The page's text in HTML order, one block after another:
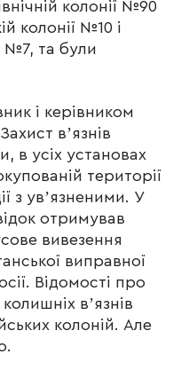
колонії №90
колонії №10 і
№7, та були
і керівником
вʼязнів
в усіх установах
території
з увʼязненими. У
отримував
вивезення
виправної
Відомості про
вʼязнів
колоній. Але